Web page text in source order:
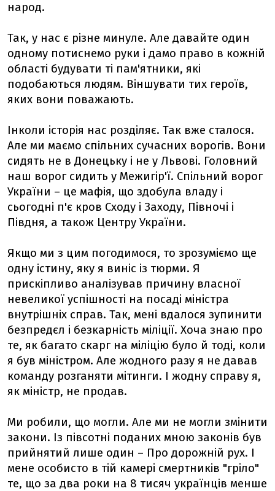
народ.
Так, у нас є різне минуле. Але давайте один
одному потиснемо руки і дамо право в кожній
області будувати ті пам'ятники, які
подобаються людям. Віншувати тих героїв,
яких вони поважають.
Інколи історія нас розділяє. Так вже сталося.
Але ми маємо спільних сучасних ворогів. Вони
сидять не в Донецьку і не у Львові. Головний
наш ворог сидить у Межигір'ї. Спільний ворог
України – це мафія, що здобула владу і
сьогодні п'є кров Сходу і Заходу, Півночі і
Півдня, а також Центру України.
Якщо ми з цим погодимося, то зрозуміємо ще
одну істину, яку я виніс із тюрми. Я
прискіпливо аналізував причину власної
невеликої успішності на посаді міністра
внутрішніх справ. Так, мені вдалося зупинити
безпредєл і безкарність міліції. Хоча знаю про
те, як багато скарг на міліцію було й тоді, коли
я був міністром. Але жодного разу я не давав
команду розганяти мітинги. І жодну справу я,
як міністр, не продав.
Ми робили, що могли. Але ми не могли змінити
закони. Із півсотні поданих мною законів був
прийнятий лише один – Про дорожній рух. І
мене особисто в тій камері смертників "гріло"
те, що за два роки на 8 тисяч українців менше